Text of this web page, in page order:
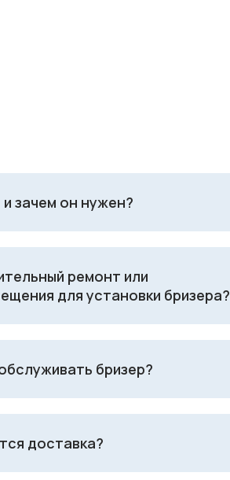
зачем он нужен?
ремонт или
для установки бризера?
бризер?
доставка?